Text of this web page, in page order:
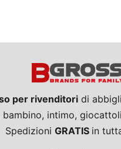
per rivenditoridi
bambino, intimo,
Spedizioni GRATIS in